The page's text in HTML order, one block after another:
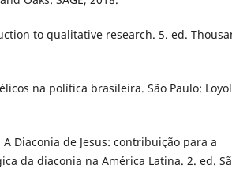
to qualitative research. 5. ed.
na política brasileira. São Paulo:
A Diaconia de Jesus: contribuição para a
da diaconia na América Latina. 2. ed.